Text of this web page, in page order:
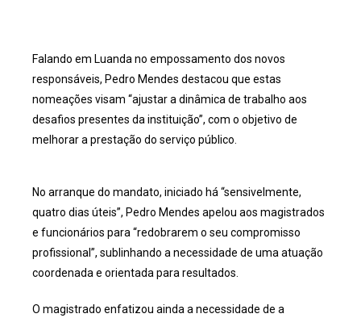
Falando em Luanda no empossamento dos novos
responsáveis, Pedro Mendes destacou que estas
nomeações visam “ajustar a dinâmica de trabalho aos
desafios presentes da instituição”, com o objetivo de
melhorar a prestação do serviço público.
No arranque do mandato, iniciado há “sensivelmente,
quatro dias úteis”, Pedro Mendes apelou aos magistrados
e funcionários para “redobrarem o seu compromisso
profissional”, sublinhando a necessidade de uma atuação
coordenada e orientada para resultados.
O magistrado enfatizou ainda a necessidade de a